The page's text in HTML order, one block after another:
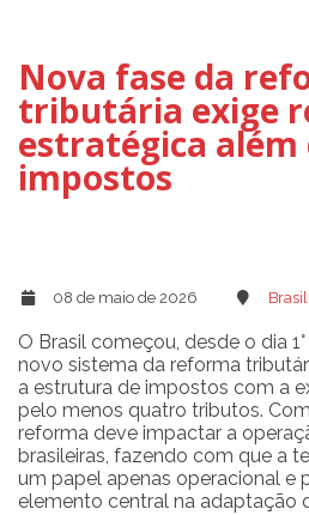
Nova fase da
tributária exige
estratégica além
impostos
08 de maio de 2026 Brasil
O Brasil começou, desde o dia
novo sistema da reforma
a estrutura de impostos com a
pelo menos quatro tributos.
reforma deve impactar a
brasileiras, fazendo com que a
um papel apenas operacional e
elemento central na adaptação